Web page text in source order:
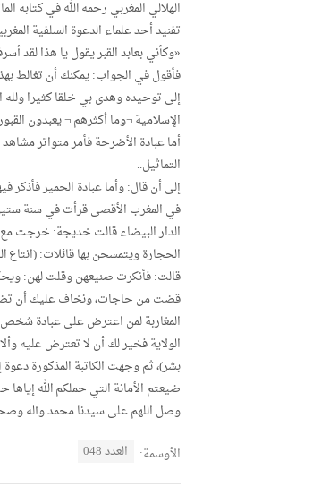
الهلالي المغربي رحمه الله في كتابه
تفنيد أحد علماء الدعوة السلفية
«وكأني بعابد القبر يقول يا هذا لقد
فأقول في الجواب: يمكنك أن تغالط
إلى توحيده وهدى بي خلقا كثيرا
الإسلامية ¬وما أكثرهم ¬ يعبدون
أما عبادة الأضرحة فأمر متواتر
التماثيل..
إلى أن قال: وأما عبادة الحمير فأذكر
في المغرب الأقصى قرأت في سنة
الدار البيضاء قالت خديجة: خرجت
الحجارة ويتمسحن بها قائلات: (انتاع
قالت: فأنكرت صنيعهن وقلت لهن:
قضت من حاجات، ونخاف عليك أن
المغاربة لمن اعترض على عبادة شخص
الولاية فخير لك أن لا تعترض عليه
بشر)، ثم وجهت الكاتبة المذكورة دعوة
ضيعتم الأمانة التي حملكم الله
وصل اللهم على سيدنا محمد وآله
الأوسمة: العدد 048